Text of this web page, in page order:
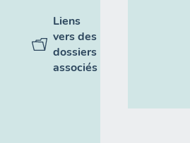
Liens
vers des
dossiers
associés